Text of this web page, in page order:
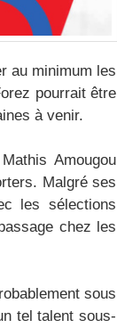
au minimum les
pourrait être
à venir.
Amougou
Malgré ses
les sélections
chez les
sous
tel talent sous-